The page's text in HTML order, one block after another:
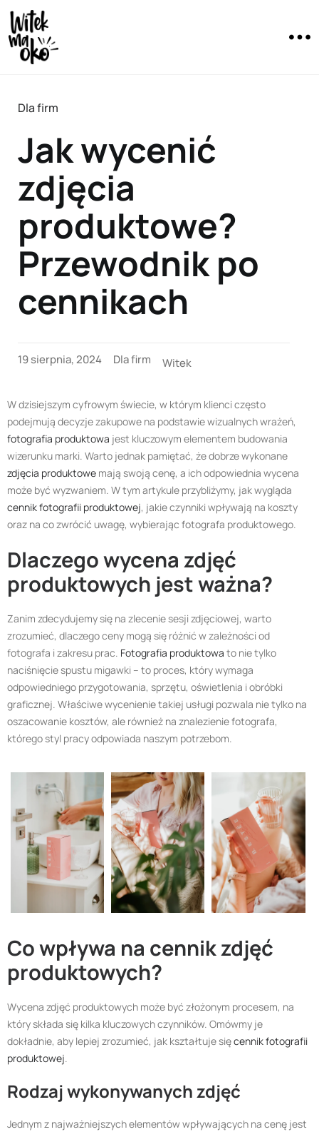
Dla firm
Jak wycenić
zdjęcia
produktowe?
Przewodnik po
cennikach
19 sierpnia, 2024 Dla firm Witek
W dzisiejszym cyfrowym świecie, w którym klienci często
podejmują decyzje zakupowe na podstawie wizualnych wrażeń,
fotografia produktowa jest kluczowym elementem budowania
wizerunku marki. Warto jednak pamiętać, że dobrze wykonane
zdjęcia produktowe mają swoją cenę, a ich odpowiednia wycena
może być wyzwaniem. W tym artykule przybliżymy, jak wygląda
cennik fotografii produktowej, jakie czynniki wpływają na koszty
oraz na co zwrócić uwagę, wybierając fotografa produktowego.
Dlaczego wycena zdjęć
produktowych jest ważna?
Zanim zdecydujemy się na zlecenie sesji zdjęciowej, warto
zrozumieć, dlaczego ceny mogą się różnić w zależności od
fotografa i zakresu prac. Fotografia produktowa to nie tylko
naciśnięcie spustu migawki – to proces, który wymaga
odpowiedniego przygotowania, sprzętu, oświetlenia i obróbki
graficznej. Właściwe wycenienie takiej usługi pozwala nie tylko na
oszacowanie kosztów, ale również na znalezienie fotografa,
którego styl pracy odpowiada naszym potrzebom.
Co wpływa na cennik zdjęć
produktowych?
Wycena zdjęć produktowych może być złożonym procesem, na
który składa się kilka kluczowych czynników. Omówmy je
dokładnie, aby lepiej zrozumieć, jak kształtuje sięcennik fotografii
produktowej.
Rodzaj wykonywanych zdjęć
Jednym z najważniejszych elementów wpływających na cenę jest